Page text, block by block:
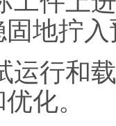
地拧
运行和
化。